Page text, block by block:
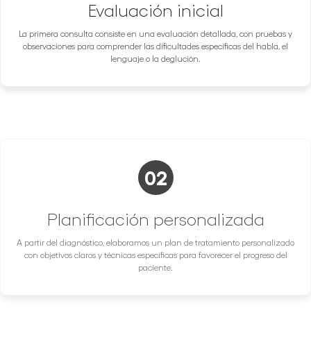
Evaluación inicial
La primera consulta consiste en una evaluación detallada, con pruebas y
observaciones para comprender las dificultades específicas del habla, el
lenguaje o la deglución.
02
Planificación personalizada
A partir del diagnóstico, elaboramos un plan de tratamiento personalizado
con objetivos claros y técnicas específicas para favorecer el progreso del
paciente.